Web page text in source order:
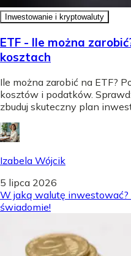
Inwestowanie i kryptowaluty
ETF - Ile można
kosztach
Ile można zarobić na ETF?
kosztów i podatków.
zbuduj skuteczny plan
Izabela Wójcik
5 lipca 2026
W jaką walutę inwestować?
świadomie!